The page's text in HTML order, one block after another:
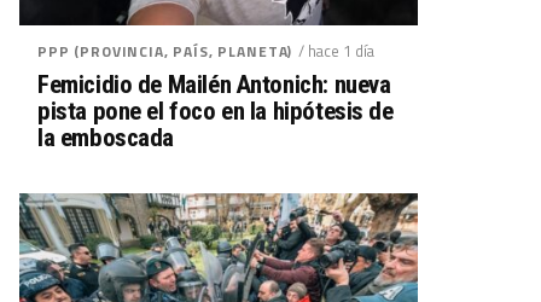
PPP (PROVINCIA, PAÍS, PLANETA) / hace 1 día
Femicidio de Mailén Antonich: nueva
pista pone el foco en la hipótesis de
la emboscada